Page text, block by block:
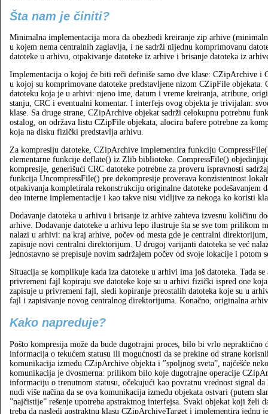
Šta nam je činiti?
Minimalna implementacija mora da obezbedi kreiranje zip arhive
u kojem nema centralnih zaglavlja, i ne sadrži nijednu komprimovanu
datoteke u arhivu, otpakivanje datoteke iz arhive i brisanje datoteka iz
Implementacija o kojoj će biti reči definiše samo dve klase: CZipArchive
u kojoj su komprimovane datoteke predstavljene nizom CZipFile objekata.
datoteku koja je u arhivi: njeno ime, datum i vreme kreiranja, atribute,
stanju, CRC i eventualni komentar. I interfejs ovog objekta je trivijalan:
klase. Sa druge strane, CZipArchive objekat sadrži celokupnu potrebnu
ostalog, on održava listu CZipFile objekata, alocira bafere potrebne za
koja na disku fizički predstavlja arhivu.
Za kompresiju datoteke, CZipArchive implementira funkciju
elementarne funkcije deflate() iz Zlib biblioteke. CompressFile()
kompresije, generišući CRC datoteke potrebne za proveru ispravnosti
funkcija UncompressFile() pre dekompresije proverava konzistentnost
otpakivanja kompletirala rekonstrukciju originalne datoteke podešavanjem
deo interne implementacije i kao takve nisu vidljive za nekoga ko koristi
Dodavanje datoteka u arhivu i brisanje iz arhive zahteva izvesnu količinu
arhive. Dodavanje datoteke u arhivu lepo ilustruje šta se sve tom prilikom
nalazi u arhivi: na kraj arhive, počev od mesta gde je centralni
zapisuje novi centralni direktorijum. U drugoj varijanti datoteka se već
jednostavno se prepisuje novim sadržajem počev od svoje lokacije i
Situacija se komplikuje kada iza datoteke u arhivi ima još datoteka. Tada
privremeni fajl kopiraju sve datoteke koje su u arhivi fizički ispred one
zapisuje u privremeni fajl, sledi kopiranje preostalih datoteka koje su u
fajl i zapisivanje novog centralnog direktorijuma. Konačno, originalna
Kako napreduje?
Pošto kompresija može da bude dugotrajni proces, bilo bi vrlo nepraktično
informacija o tekućem statusu ili mogućnosti da se prekine od strane
komunikacija između CZipArchive objekta i ”spoljnog sveta”, najčešće
komunikacija je dvosmerna: prilikom bilo koje dugotrajne operacije
informaciju o trenutnom statusu, očekujući kao povratnu vrednost signal
nudi više načina da se ova komunikacija između objekata ostvari (putem
”najčistije” rešenje upotreba apstraktnog interfejsa. Svaki objekat koji želi
treba da nasledi apstraktnu klasu CZipArchiveTarget i implementira jednu